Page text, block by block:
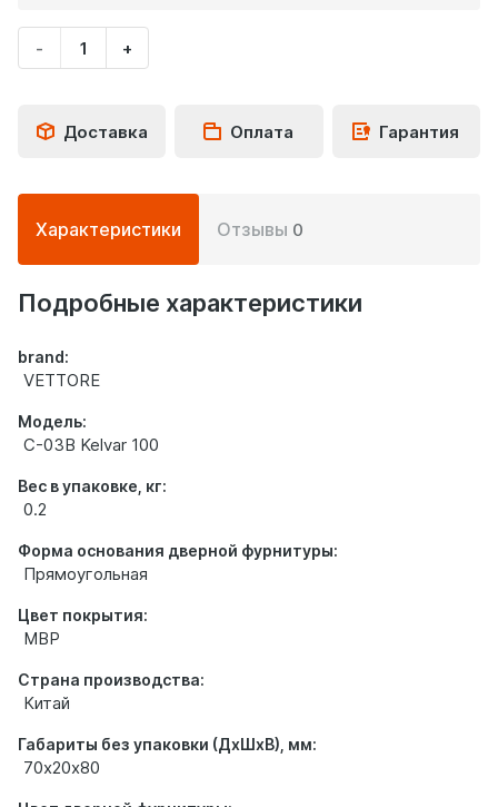
-
Укажите
количество
+
Доставка Оплата Гарантия
Подробная
информация
о
товаре
Характеристики Отзывы 0
Подробные характеристики
brand:
VETTORE
Модель:
C-03B Kelvar 100
Вес в упаковке, кг:
0.2
Форма основания дверной фурнитуры:
Прямоугольная
Цвет покрытия:
MBP
Страна производства:
Китай
Габариты без упаковки (ДхШхВ), мм:
70х20х80